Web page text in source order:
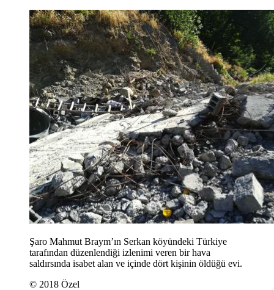
Şaro Mahmut Braym’ın Serkan köyündeki Türkiye
tarafından düzenlendiği izlenimi veren bir hava
saldırsında isabet alan ve içinde dört kişinin öldüğü evi.
© 2018 Özel